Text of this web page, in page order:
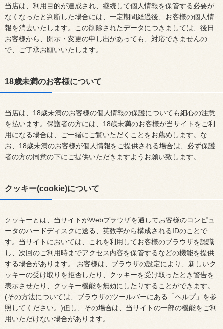
当店は、利用目的が達成され、継続して個人情報を保管する必要が
なくなったと判断した場合には、一定期間経過後、お客様の個人情
報を消去いたします。この削除されたデータにつきましては、後日
お客様から、開示・変更の申し出があっても、対応できませんの
で、ご了承お願いいたします。
18歳未満のお客様について
当店は、18歳未満のお客様の個人情報の保護についても細心の注意
を払います。保護者の方には、18歳未満のお客様が当サイトをご利
用になる場合は、ご一緒にご覧いただくことをお薦めします。な
お、18歳未満のお客様が個人情報をご提供される場合は、必ず保護
者の方の同意の下にご提供いただきますようお願い致します。
クッキー(cookie)について
クッキーとは、当サイトがWebブラウザを通してお客様のコンピュ
ータのハードディスクに送る、英数字から構成されるIDのことで
す。当サイトにおいては、これを利用してお客様のブラウザを認識
し、次回のご利用時までアクセス内容を保管するなどの機能を提供
する場合があります。 お客様は、ブラウザの設定により、新しいク
ッキーの受け取りを拒否したり、クッキーを受け取ったとき警告を
表示させたり、クッキー機能を無効にしたりすることができます。
(その方法については、ブラウザのツールバーにある「ヘルプ」を参
照してください。)但し、その場合は、当サイトの一部の機能をご利
用いただけない場合があります。